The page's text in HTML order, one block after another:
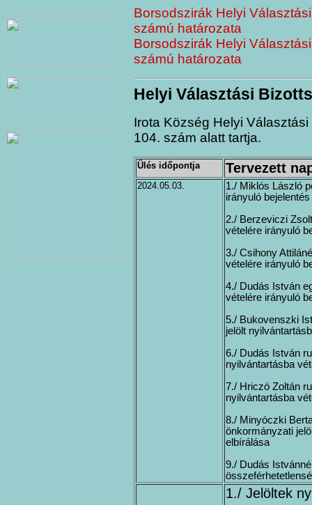
Borsodszirák Helyi
számú határozata
Borsodszirák Helyi
számú határozata
Helyi Választási
Irota Község Helyi
104. szám alatt tartja.
Ülés időpontja Tervezett
2024.05.03.
1./ Miklós László
irányuló
2./ Berzeviczi
vételére irányuló
3./ Csihony
vételére irányuló
4./ Dudás István
vételére irányuló
5./ Bukovenszki
jelölt
6./ Dudás István
nyilvántartásba
7./ Hriczó Zoltán
nyilvántartásba
8./ Minyóczki
önkormányzati
elbírálása
9./ Dudás
1./ Jelöltek